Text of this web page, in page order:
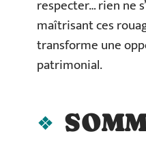
respecter… rien ne
maîtrisant ces
transforme une
patrimonial.